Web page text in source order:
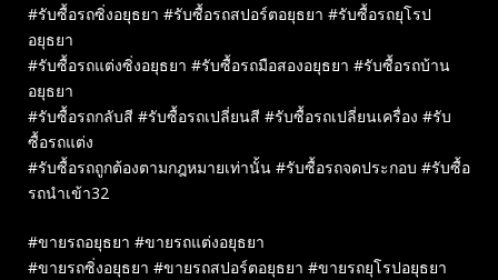
#รับซื้อรถซิ่งอยุธยา #รับซื้อรถสปอร์ตอยุธยา #รับซื้อรถยุโรป
อยุธยา
#รับซื้อรถแต่งซิ่งอยุธยา #รับซื้อรถมือสองอยุธยา #รับซื้อรถบ้าน
อยุธยา
#รับซื้อรถกลับสี #รับซื้อรถเปลี่ยนสี #รับซื้อรถเปลี่ยนเครื่อง #รับ
ซื้อรถแต่ง
#รับซื้อรถถูกต้องตามกฎหมายเท่านั้น #รับซื้อรถจดประกอบ #รับซื้อ
รถนำเข้า32
#ขายรถอยุธยา #ขายรถแต่งอยุธยา
#ขายรถซิ่งอยุธยา #ขายรถสปอร์ตอยุธยา #ขายรถยุโรปอยุธยา